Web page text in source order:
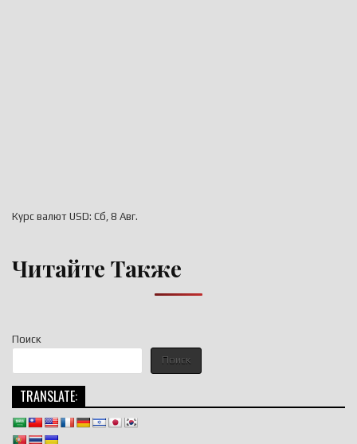
Поиск
Поиск
TRANSLATE:
Курс валют USD: Сб, 8 Авг.
Читайте Также